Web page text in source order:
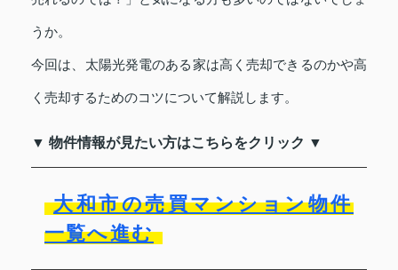
うか。
今回は、太陽光発電のある家は高く売却できるのかや高
く売却するためのコツについて解説します。
▼ 物件情報が見たい方はこちらをクリック ▼
大和市の売買マンション物件
一覧へ進む